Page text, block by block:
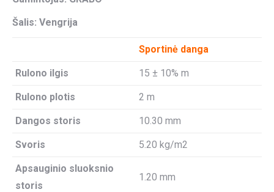
Šalis: Vengrija
Sportinė danga
Rulono ilgis 15 ± 10% m
Rulono plotis 2 m
Dangos storis 10.30 mm
Svoris 5.20 kg/m2
Apsauginio sluoksnio
storis
1.20 mm